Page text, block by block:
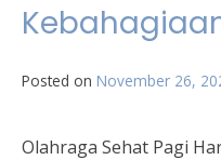
Posted on November 26,
Olahraga Sehat Pagi